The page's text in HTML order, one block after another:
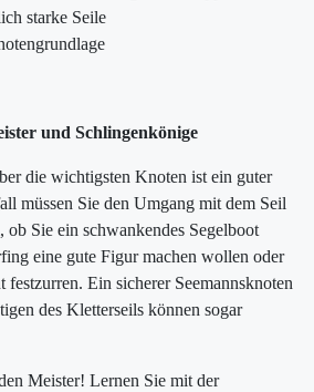
starke Seile
und Schlingenkönige
die wichtigsten Knoten ist ein guter
müssen Sie den Umgang mit dem Seil
ob Sie ein schwankendes Segelboot
eine gute Figur machen wollen oder
Ein sicherer Seemannsknoten
des Kletterseils können sogar
Meister! Lernen Sie mit der